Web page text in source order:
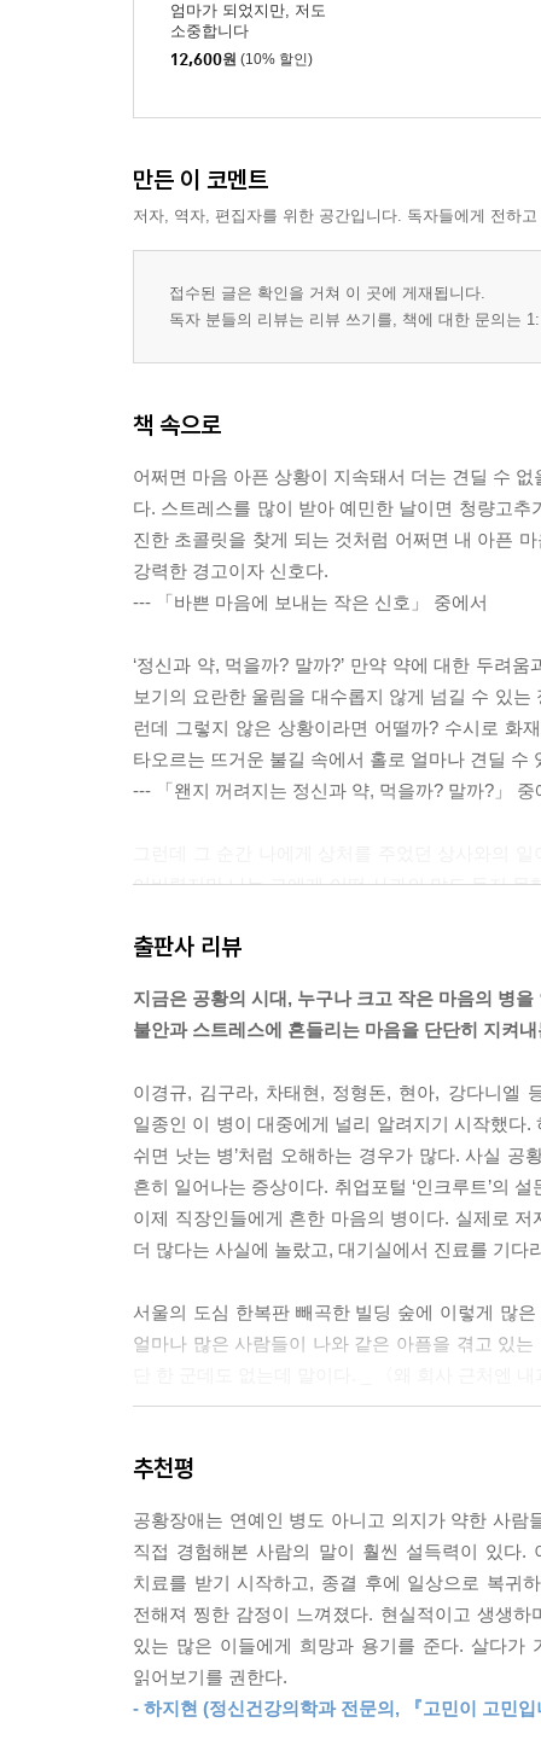
엄마가 되었지만, 저도
소중합니다
12,600원 (10% 할인)
만든 이 코멘트
저자, 역자, 편집자를 위한 공간입니다. 독자들에게 전하
접수된 글은 확인을 거쳐 이 곳에 게재됩니다.
독자 분들의 리뷰는 리뷰 쓰기를, 책에 대한 문의는
책 속으로
어쩌면 마음 아픈 상황이 지속돼서 더는 견딜 수
다. 스트레스를 많이 받아 예민한 날이면 청량고
진한 초콜릿을 찾게 되는 것처럼 어쩌면 내 아픈
강력한 경고이자 신호다.
--- 「바쁜 마음에 보내는 작은 신호」 중에서
‘정신과 약, 먹을까? 말까?’ 만약 약에 대한 두려
보기의 요란한 울림을 대수롭지 않게 넘길 수 있
런데 그렇지 않은 상황이라면 어떨까? 수시로 화
타오르는 뜨거운 불길 속에서 홀로 얼마나 견딜
--- 「왠지 꺼려지는 정신과 약, 먹을까? 말까?」 중
어버렸지만 나는 그에게 어떤 사과의 말도 듣지
‘존버(버티기)’가 필요한 때였다. 나는 잠시 품었
--- 「지하철이 무섭다고 퇴사할 순 없잖아」 중에서
약으로 조금씩 증상이 조절되면서 마음에도 여유
천히 나의 시간이 몇 개월 전으로 거슬러 올라갔
다. 퇴근길 발걸음인데 상당히 무거웠던 기억이
의 상사로부터 “정시에 퇴근하는 알바형 인간”이
--- 「다른 사람을 의식하느라 힘들었던 내 마음」
워지기로 마음먹었다. 타이트한 100점이 아닌 여
되었다.
--- 「모든 면에서 100점이고 싶은 나에게」 중에서
대안적 사고법의 장점은 공황 상황뿐만 아니라
힘들 때가 있다. 마음을 어지럽히는 생각에서 벗
수 있지?’ 내지는 ‘이 불편한 생각을 이어가는 게
불편한 생각을 곱씹는 것이 상황을 해결하는 데
하게 된다.
--- 「두려움에서 벗어나는 생각법」 중에서
출판사 리뷰
지금은 공황의 시대, 누구나 크고 작은 마음의 병을
불안과 스트레스에 흔들리는 마음을 단단히 지켜
이경규, 김구라, 차태현, 정형돈, 현아, 강다니엘
일종인 이 병이 대중에게 널리 알려지기 시작했다.
쉬면 낫는 병’처럼 오해하는 경우가 많다. 사실
흔히 일어나는 증상이다. 취업포털 ‘인크루트’의
이제 직장인들에게 흔한 마음의 병이다. 실제로
더 많다는 사실에 놀랐고, 대기실에서 진료를 기
서울의 도심 한복판 빼곡한 빌딩 숲에 이렇게 많
얼마나 많은 사람들이 나와 같은 아픔을 겪고 있
초반처럼 보였다. 그들의 모습은 나와 많이 닮아
처음 공황 증상을 겪으며 저자는 자신만 이런 몹
보지는 않을까, 회사에서 불이익을 당하지는 않
우울증 등을 앓은 적이 있거나 현재도 앓고 있다
있었던 것이다.
불확실한 미래, 날로 치열해지는 경쟁, SNS로
특히나 그 누구도 예기치 못한 코로나의 유행으
추천평
공황장애는 연예인 병도 아니고 의지가 약한 사
직접 경험해본 사람의 말이 훨씬 설득력이 있다.
치료를 받기 시작하고, 종결 후에 일상으로 복귀
전해져 찡한 감정이 느껴졌다. 현실적이고 생생
있는 많은 이들에게 희망과 용기를 준다. 살다가
읽어보기를 권한다.
- 하지현 (정신건강의학과 전문의, 『고민이 고민